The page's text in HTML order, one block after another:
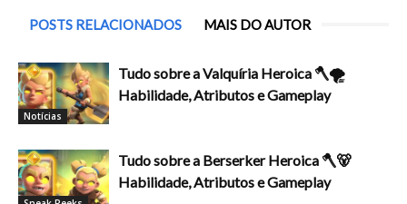
POSTS RELACIONADOS MAIS DO AUTOR
Notícias
Tudo sobre a Valquíria Heroica 🪓🌪️
Habilidade, Atributos e Gameplay
Tudo sobre a Berserker Heroica 🪓🐻
Habilidade, Atributos e Gameplay